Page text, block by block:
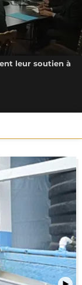
leur soutien à